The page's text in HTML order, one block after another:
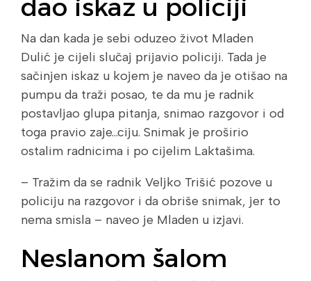
dao iskaz u policiji
Na dan kada je sebi oduzeo život Mladen
Dulić je cijeli slučaj prijavio policiji. Tada je
sačinjen iskaz u kojem je naveo da je otišao na
pumpu da traži posao, te da mu je radnik
postavljao glupa pitanja, snimao razgovor i od
toga pravio zaje…ciju. Snimak je proširio
ostalim radnicima i po cijelim Laktašima.
– Tražim da se radnik Veljko Trišić pozove u
policiju na razgovor i da obriše snimak, jer to
nema smisla – naveo je Mladen u izjavi.
Neslanom šalom